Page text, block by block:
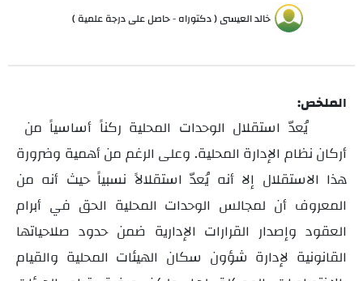
خالد العيسى ( دكتوراه - حاصل على درجة علمية )
الملخص:
أركان نظام الإدارة المحلية. وعلى الرغم من أهمية وضرورة
هذا الاستقلال إلا أنه يُعدّ استقلالاً نسبياً حيث أنه من
المعروف أن لمجالس الوحدات المحلية الحق في أبرام
العقود وإصدار القرارات الإدارية ضمن حدود صلاحياتها
القانونية لإدارة شؤون سكان الهيئات المحلية والقيام